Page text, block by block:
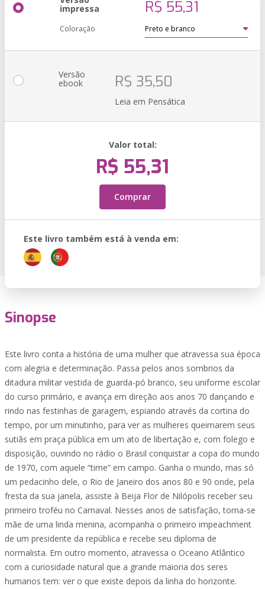
impressa R$ 55,31
Coloração
Versão
ebook R$ 35,50
Leia em Pensática
Valor total:
R$ 55,31
Comprar
Este livro também está à venda em:
Sinopse
Este livro conta a história de uma mulher que atravessa sua época
com alegria e determinação. Passa pelos anos sombrios da
ditadura militar vestida de guarda-pó branco, seu uniforme escolar
do curso primário, e avança em direção aos anos 70 dançando e
rindo nas festinhas de garagem, espiando através da cortina do
tempo, por um minutinho, para ver as mulheres queimarem seus
sutiãs em praça pública em um ato de libertação e, com folego e
disposição, ouvindo no rádio o Brasil conquistar a copa do mundo
de 1970, com aquele “time” em campo. Ganha o mundo, mas só
um pedacinho dele, o Rio de Janeiro dos anos 80 e 90 onde, pela
fresta da sua janela, assiste à Beija Flor de Nilópolis receber seu
primeiro troféu no Carnaval. Nesses anos de satisfação, torna-se
mãe de uma linda menina, acompanha o primeiro impeachment
de um presidente da república e recebe seu diploma de
normalista. Em outro momento, atravessa o Oceano Atlântico
com a curiosidade natural que a grande maioria dos seres
humanos tem: ver o que existe depois da linha do horizonte.